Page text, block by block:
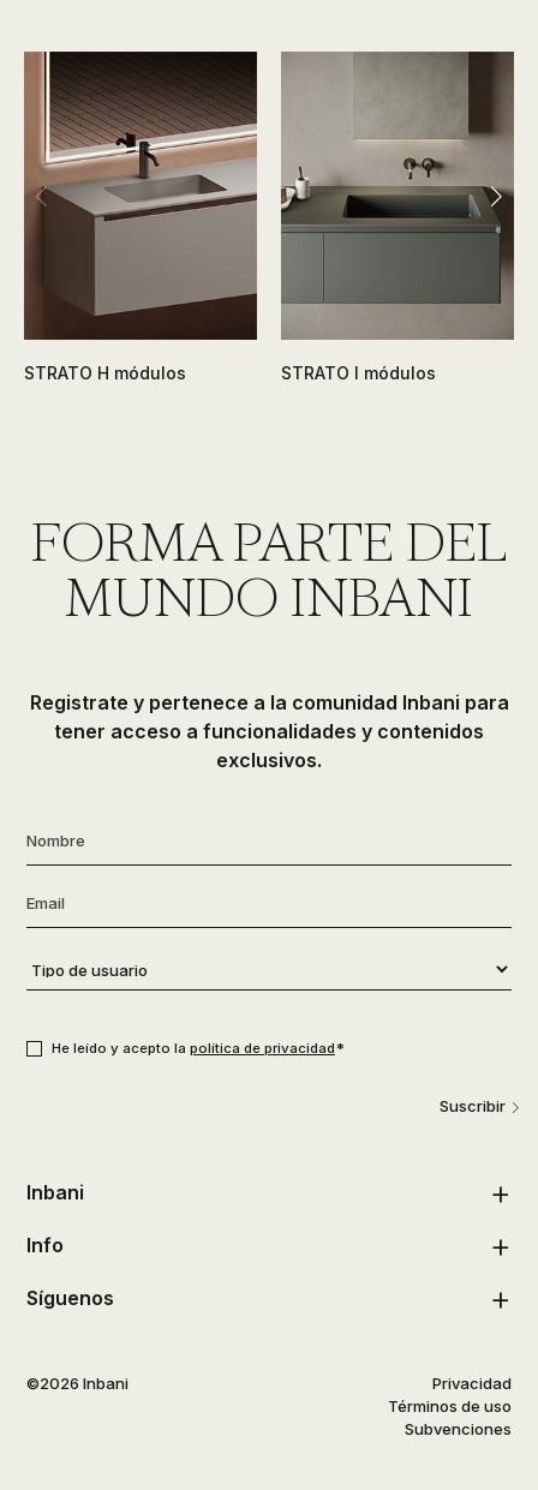
STRATO H módulos STRATO I módulos
FORMA PARTE DEL
MUNDO INBANI
Registrate y pertenece a la comunidad Inbani para
tener acceso a funcionalidades y contenidos
exclusivos.
Nombre
Email
Tipo
de
He leído y acepto la política de privacidad*
Suscribir
Inbani
Info
Síguenos
©2026 Inbani
Privacidad
Términos de uso
Subvenciones